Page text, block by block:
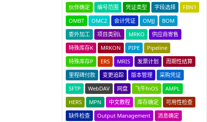
伙伴确定
编号范围 凭证类型 字段选择
FBN1
OMBT
OMC2 会计凭证 OMJJ
BOM
委外加工
项目类别L MRKO
供应商寄售
特殊库存K
MRKON PIPE
Pipeline
特殊库存P
ERS MRIS 发票计划
周期性结算
里程碑付款
变更追踪 版本管理
采购凭证
SFTP
WebDAV 网盘 飞牛fnOS
AMPL
HERS
MPN 中文教程 库存确定
可用性检查
缺件检查
Output Management
消息确定